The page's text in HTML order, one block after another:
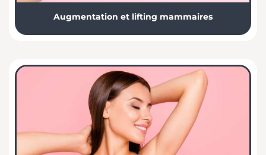
Augmentation et lifting mammaires